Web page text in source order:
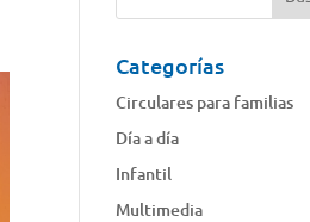
Categorías
Circulares para familias
Día a día
Infantil
Multimedia